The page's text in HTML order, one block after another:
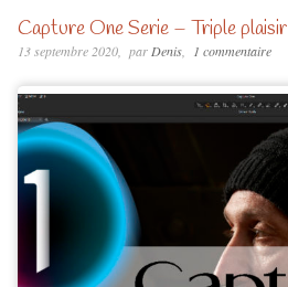
Capture One Serie – Triple plaisir
13 septembre 2020 parDenis 1 commentaire